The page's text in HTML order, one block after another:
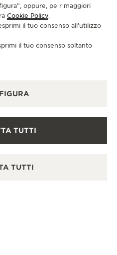
oppure, pe r maggiori
Cookie Policy.
il tuo consenso all’utilizzo
il tuo consenso soltanto
TUTTI
TUTTI